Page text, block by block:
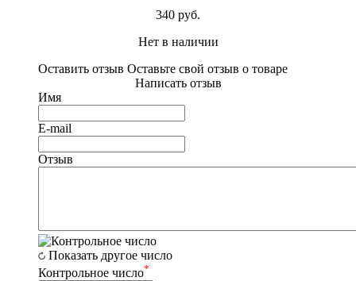
340 руб.
Нет в наличии
Оставить отзыв Оставьте свой отзыв о товаре
Написать отзыв
Имя
E-mail
Отзыв
Показать другое число
Контрольное число*